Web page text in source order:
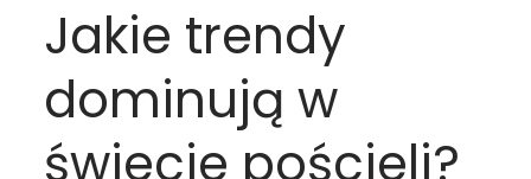
Jakie trendy
dominują w
świecie pościeli?